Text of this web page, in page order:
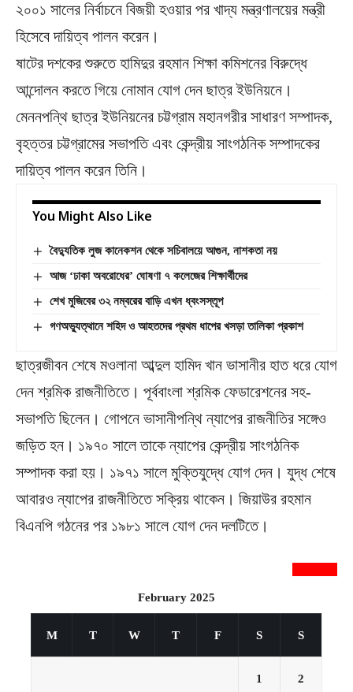
২০০১ সালের নির্বাচনে বিজয়ী হওয়ার পর খাদ্য মন্ত্রণালয়ের মন্ত্রী
হিসেবে দায়িত্ব পালন করেন।
ষাটের দশকের শুরুতে হামিদুর রহমান শিক্ষা কমিশনের বিরুদ্ধে
আন্দোলন করতে গিয়ে নোমান যোগ দেন ছাত্র ইউনিয়নে।
মেননপন্থি ছাত্র ইউনিয়নের চট্টগ্রাম মহানগরীর সাধারণ সম্পাদক,
বৃহত্তর চট্টগ্রামের সভাপতি এবং কেন্দ্রীয় সাংগঠনিক সম্পাদকের
দায়িত্ব পালন করেন তিনি।
You Might Also Like
বৈদ্যুতিক লুজ কানেকশন থেকে সচিবালয়ে আগুন, নাশকতা নয়
আজ ‘ঢাকা অবরোধের’ ঘোষণা ৭ কলেজের শিক্ষার্থীদের
শেখ মুজিবের ৩২ নম্বরের বাড়ি এখন ধ্বংসস্তূপ
গণঅভ্যুত্থানে শহিদ ও আহতদের প্রথম ধাপের খসড়া তালিকা প্রকাশ
ছাত্রজীবন শেষে মওলানা আব্দুল হামিদ খান ভাসানীর হাত ধরে যোগ
দেন শ্রমিক রাজনীতিতে। পূর্ববাংলা শ্রমিক ফেডারেশনের সহ-
সভাপতি ছিলেন। গোপনে ভাসানীপন্থি ন্যাপের রাজনীতির সঙ্গেও
জড়িত হন। ১৯৭০ সালে তাকে ন্যাপের কেন্দ্রীয় সাংগঠনিক
সম্পাদক করা হয়। ১৯৭১ সালে মুক্তিযুদ্ধে যোগ দেন। যুদ্ধ শেষে
আবারও ন্যাপের রাজনীতিতে সক্রিয় থাকেন। জিয়াউর রহমান
বিএনপি গঠনের পর ১৯৮১ সালে যোগ দেন দলটিতে।
February 2025
M T W T F S S
1 2